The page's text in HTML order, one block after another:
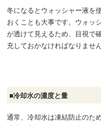
冬になるとウォッシャー液を
おくことも大事です。ウォッ
が透けて見えるため、目視で
充しておかなければなりません
■冷却水の濃度と量
通常、冷却水は凍結防止のた